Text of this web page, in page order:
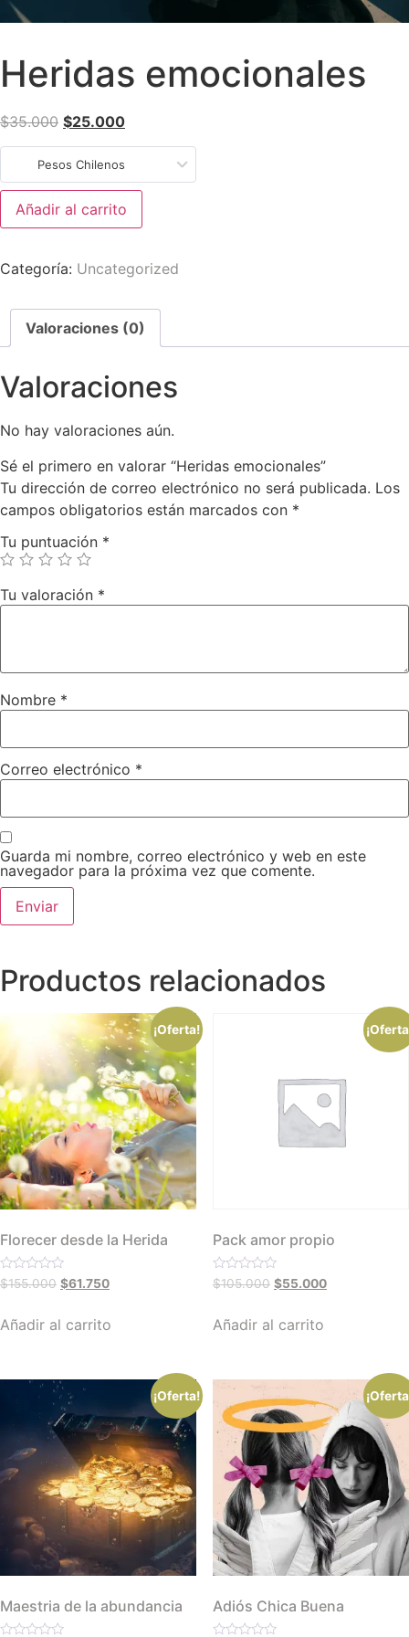
Heridas emocionales
$35.000 $25.000
Pesos Chilenos
Añadir al carrito
Categoría: Uncategorized
Valoraciones (0)
Valoraciones
No hay valoraciones aún.
Sé el primero en valorar “Heridas emocionales”
Tu dirección de correo electrónico no será publicada. Los
campos obligatorios están marcados con *
Tu puntuación *
Tu valoración *
Nombre *
Correo electrónico *
Guarda mi nombre, correo electrónico y web en este
navegador para la próxima vez que comente.
Productos relacionados
¡Oferta!
Florecer desde la Herida
Valorado
con
5
$155.000 $61.750
Añadir al carrito
Pack amor propio
Valorado
con
5
$105.000 $55.000
Añadir al carrito
¡Oferta!
Maestria de la abundancia Adiós Chica Buena